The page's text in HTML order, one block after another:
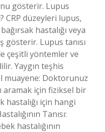
gösterir. Lupus
CRP düzeyleri lupus,
hastalığı veya
gösterir. Lupus tanısı
çeşitli yöntemler ve
Yaygın teşhis
muayene: Doktorunuz
aramak için fiziksel bir
hastalığı için hangi
Tanısı:
hastalığının